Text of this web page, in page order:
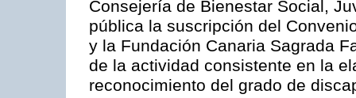
Consejería de Bienestar Social,
pública la suscripción del
y la Fundación Canaria Sagrada
de la actividad consistente en la
reconocimiento del grado de